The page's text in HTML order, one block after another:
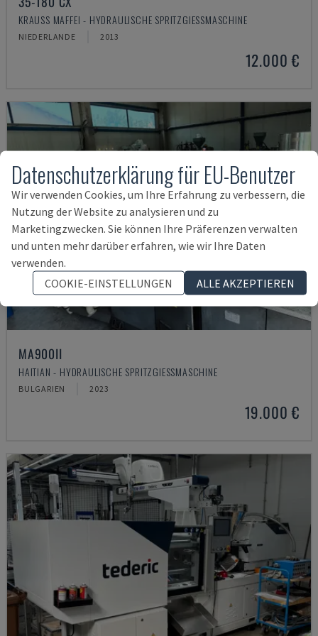
KRAUSS MAFFEI - HYDRAULISCHE SPRITZGIESSMASCHINE
NIEDERLANDE 2013
12.000 €
MA900ІІ
HAITIAN - HYDRAULISCHE SPRITZGIESSMASCHINE
BULGARIEN 2023
19.000 €
Datenschutzerklärung für EU-Benutzer
Wir verwenden Cookies, um Ihre Erfahrung zu verbessern, die
Nutzung der Website zu analysieren und zu
Marketingzwecken. Sie können Ihre Präferenzen verwalten
und unten mehr darüber erfahren, wie wir Ihre Daten
verwenden.
COOKIE-EINSTELLUNGEN
ALLE AKZEPTIEREN